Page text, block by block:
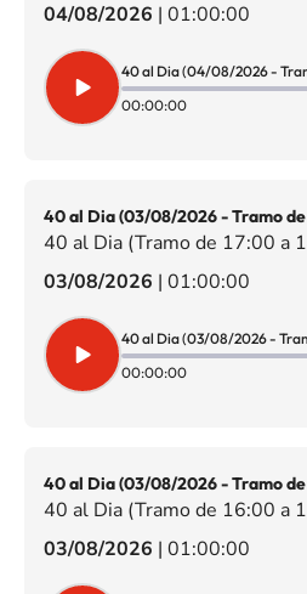
04/08/2026 | 01:00:00
00:00:00
40 al Dia (03/08/2026 - Tramo de
40 al Dia (Tramo de 17:00 a
03/08/2026 | 01:00:00
00:00:00
40 al Dia (03/08/2026 - Tramo de
40 al Dia (Tramo de 16:00 a
03/08/2026 | 01:00:00